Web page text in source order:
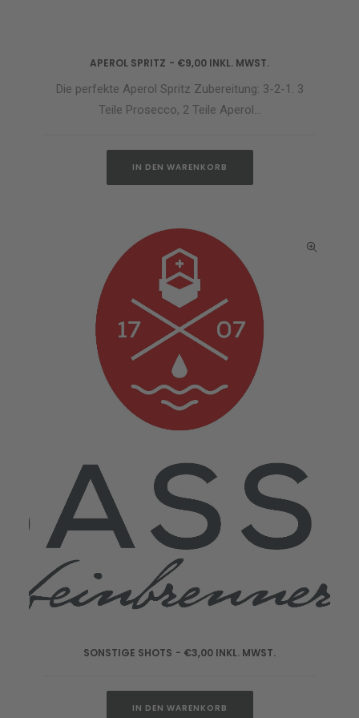
IN DEN WARENKORB
APEROL SPRITZ €9,00 INKL. MWST.
Die perfekte Aperol Spritz Zubereitung: 3-2-1. 3
Teile Prosecco, 2 Teile Aperol…
IN DEN WARENKORB
IN DEN WARENKORB
SONSTIGE SHOTS €3,00 INKL. MWST.
IN DEN WARENKORB